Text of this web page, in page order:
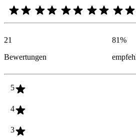
21
Bewertungen
81%
5
4
3